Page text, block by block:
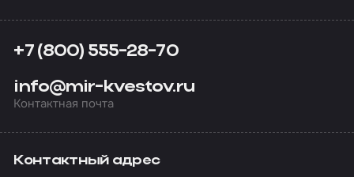
+7 (800) 555-28-70
info@mir-kvestov.ru
Контактная почта
Контактный адрес